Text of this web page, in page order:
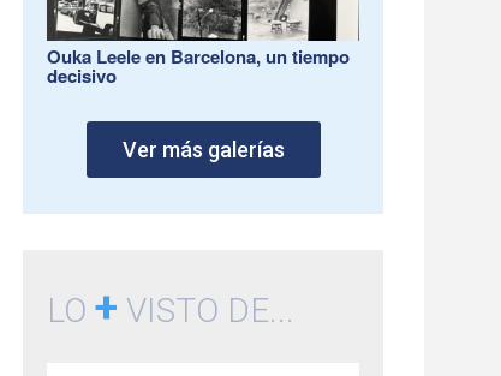
Ouka Leele en Barcelona, un tiempo
decisivo
Ver más galerías
LO+ VISTO DE...